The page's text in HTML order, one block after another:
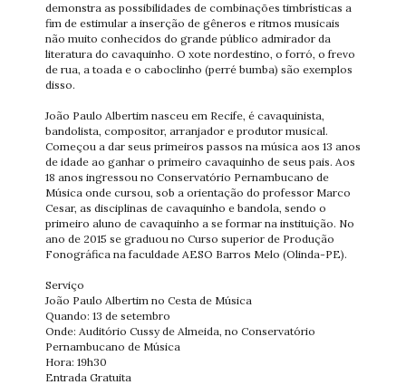
demonstra as possibilidades de combinações timbrísticas a
fim de estimular a inserção de gêneros e ritmos musicais
não muito conhecidos do grande público admirador da
literatura do cavaquinho. O xote nordestino, o forró, o frevo
de rua, a toada e o caboclinho (perré bumba) são exemplos
disso.
João Paulo Albertim nasceu em Recife, é cavaquinista,
bandolista, compositor, arranjador e produtor musical.
Começou a dar seus primeiros passos na música aos 13 anos
de idade ao ganhar o primeiro cavaquinho de seus pais. Aos
18 anos ingressou no Conservatório Pernambucano de
Música onde cursou, sob a orientação do professor Marco
Cesar, as disciplinas de cavaquinho e bandola, sendo o
primeiro aluno de cavaquinho a se formar na instituição. No
ano de 2015 se graduou no Curso superior de Produção
Fonográfica na faculdade AESO Barros Melo (Olinda-PE).
Serviço
João Paulo Albertim no Cesta de Música
Quando: 13 de setembro
Onde: Auditório Cussy de Almeida, no Conservatório
Pernambucano de Música
Hora: 19h30
Entrada Gratuita